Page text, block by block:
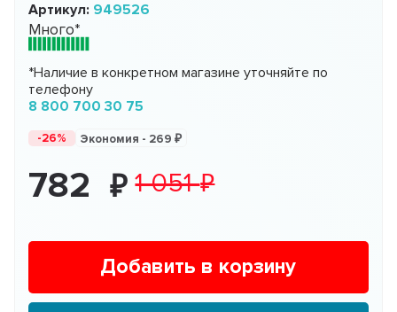
Артикул: 949526
Много*
*Наличие в конкретном магазине уточняйте по
телефону
8 800 700 30 75
-26% Экономия - 269
782 1 051
Добавить в корзину